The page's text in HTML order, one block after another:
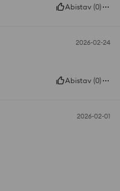
Abistav (0)
2026-02-24
Abistav (0)
2026-02-01